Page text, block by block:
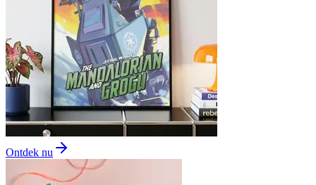
Ontdek nu